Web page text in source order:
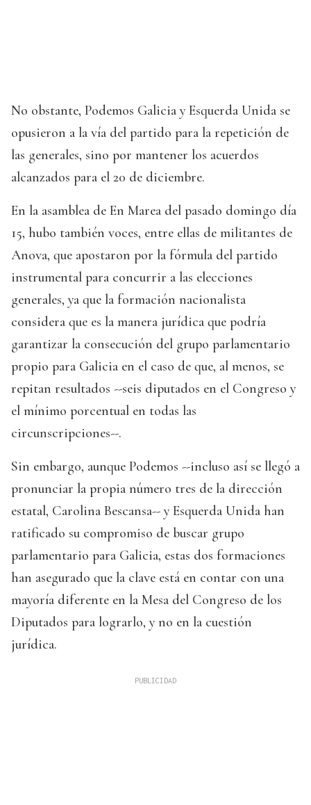
No obstante, Podemos Galicia y Esquerda Unida se
opusieron a la vía del partido para la repetición de
las generales, sino por mantener los acuerdos
alcanzados para el 20 de diciembre.
En la asamblea de En Marea del pasado domingo día
15, hubo también voces, entre ellas de militantes de
Anova, que apostaron por la fórmula del partido
instrumental para concurrir a las elecciones
generales, ya que la formación nacionalista
considera que es la manera jurídica que podría
garantizar la consecución del grupo parlamentario
propio para Galicia en el caso de que, al menos, se
repitan resultados --seis diputados en el Congreso y
el mínimo porcentual en todas las
circunscripciones--.
Sin embargo, aunque Podemos --incluso así se llegó a
pronunciar la propia número tres de la dirección
estatal, Carolina Bescansa-- y Esquerda Unida han
ratificado su compromiso de buscar grupo
parlamentario para Galicia, estas dos formaciones
han asegurado que la clave está en contar con una
mayoría diferente en la Mesa del Congreso de los
Diputados para lograrlo, y no en la cuestión
jurídica.